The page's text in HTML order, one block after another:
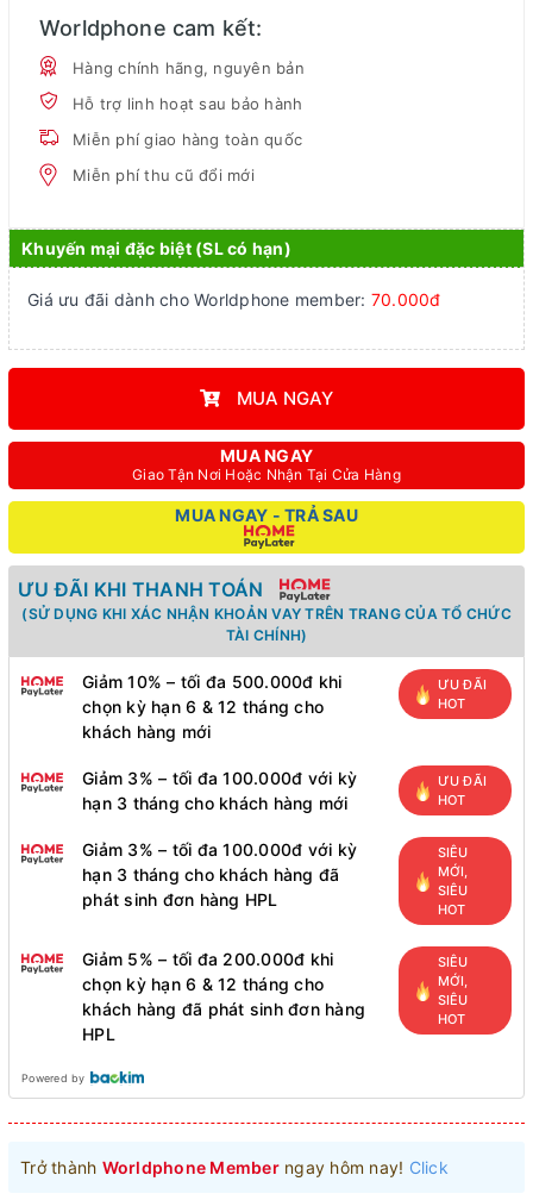
Worldphone cam kết:
Hàng chính hãng, nguyên bản
Hỗ trợ linh hoạt sau bảo hành
Miễn phí giao hàng toàn quốc
Miễn phí thu cũ đổi mới
Khuyến mại đặc biệt (SL có hạn)
Giá ưu đãi dành cho Worldphone member: 70.000đ
MUA NGAY
MUA NGAY
Giao Tận Nơi Hoặc Nhận Tại Cửa Hàng
MUA NGAY - TRẢ SAU
ƯU ĐÃI KHI THANH TOÁN
(SỬ DỤNG KHI XÁC NHẬN KHOẢN VAY TRÊN TRANG CỦA TỔ CHỨC
TÀI CHÍNH)
Giảm 10% – tối đa 500.000đ khi
chọn kỳ hạn 6 & 12 tháng cho
khách hàng mới
ƯU ĐÃI
HOT
Giảm 3% – tối đa 100.000đ với kỳ
hạn 3 tháng cho khách hàng mới
ƯU ĐÃI
HOT
Giảm 3% – tối đa 100.000đ với kỳ
hạn 3 tháng cho khách hàng đã
phát sinh đơn hàng HPL
SIÊU
MỚI,
SIÊU
HOT
Giảm 5% – tối đa 200.000đ khi
chọn kỳ hạn 6 & 12 tháng cho
khách hàng đã phát sinh đơn hàng
HPL
SIÊU
MỚI,
SIÊU
HOT
Powered by
Trở thành Worldphone Memberngay hôm nay! Click